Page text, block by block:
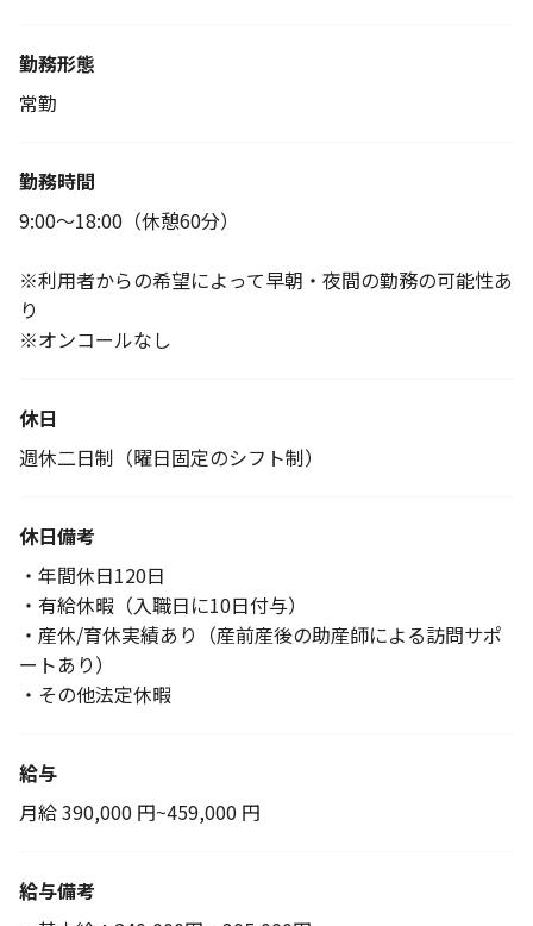
勤務形態
常勤
勤務時間
9:00～18:00（休憩60分）
※利用者からの希望によって早朝・夜間の勤務の可能性あ
り
※オンコールなし
休日
週休二日制（曜日固定のシフト制）
休日備考
・年間休日120日
・有給休暇（入職日に10日付与）
・産休/育休実績あり（産前産後の助産師による訪問サポ
ートあり）
・その他法定休暇
給与
月給 390,000 円~459,000 円
給与備考